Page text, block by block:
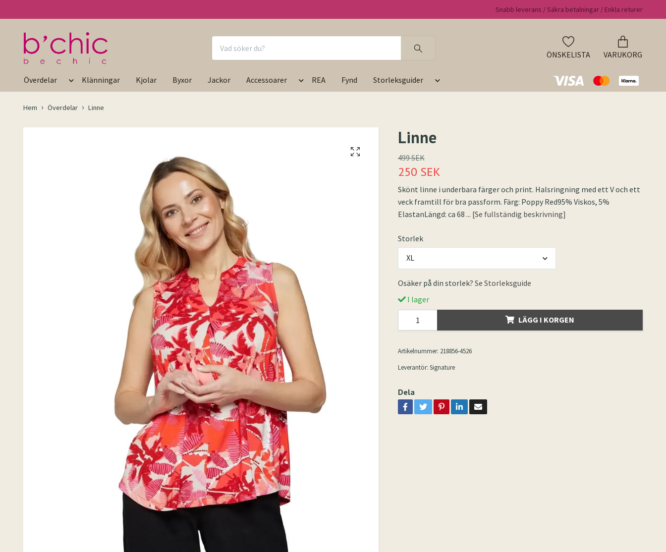
Snabb leverans / Säkra betalningar / Enkla returer
ÖNSKELISTA VARUKORG
Överdelar Klänningar Kjolar Byxor Jackor Accessoarer REA Fynd Storleksguider
Hem Överdelar Linne
Linne
499 SEK
250 SEK
Skönt linne i underbara färger och print. Halsringning med ett V och ett
veck framtill för bra passform. Färg: Poppy Red95% Viskos, 5%
ElastanLängd: ca 68 ... [Se fullständig beskrivning]
Storlek
XL
Osäker på din storlek? Se Storleksguide
I lager
LÄGG I KORGEN
Artikelnummer: 218856-4526
Leverantör: Signature
Dela